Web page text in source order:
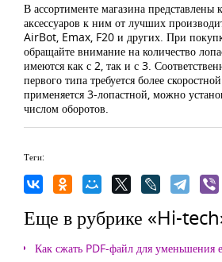
В ассортименте магазина представлены
аксессуаров к ним от лучших
AirBot, Emax, F20 и других. При
обращайте внимание на количество
имеются как с 2, так и с 3.
первого типа требуется более
применяется 3-лопастной, можно
числом оборотов.
Теги:
Еще в рубрике «Hi-
Как сжать PDF-файл для уменьшения